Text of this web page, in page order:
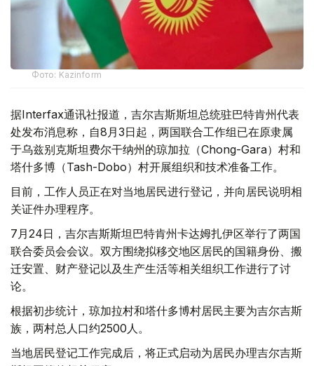
Фото: Kazinform
据Interfax通讯社报道，吉尔吉斯斯坦总统驻巴特肯州代表
处发布消息称，自8月3日起，两国联合工作组已在原隶属
于乌兹别克斯坦费尔干纳州的琼加拉（Chong-Gara）村和
塔什多博（Tash-Dobo）村开展组织和技术准备工作。
目前，工作人员正在对当地居民进行登记，并向居民说明相
关证件办理程序。
7月24日，吉尔吉斯斯坦巴特肯州卡达姆扎伊区举行了两国
联合委员会会议。双方围绕拟移交地区居民的国籍身份、搬
迁安置、财产登记以及生产生活等相关组织工作进行了讨
论。
根据初步统计，琼加拉村和塔什多博村居民主要为吉尔吉斯
族，两村总人口约2500人。
当地居民登记工作完成后，将正式启动为居民办理吉尔吉斯